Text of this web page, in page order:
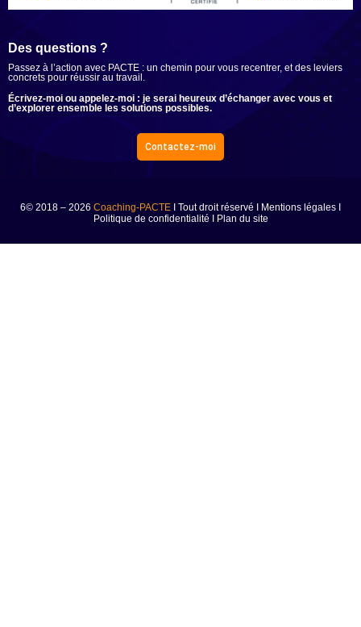
Des questions ?
Passez à l’action avec PACTE : un chemin pour vous recentrer, et des leviers
concrets pour réussir au travail.
Écrivez-moi ou appelez-moi : je serai heureux d’échanger avec vous et
d’explorer ensemble les solutions possibles.
Contactez-moi
6© 2018 – 2026 Coaching-PACTE I Tout droit réservé I Mentions légales I
Politique de confidentialité I Plan du site